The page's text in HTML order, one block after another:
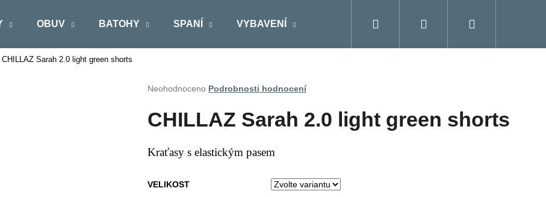
OBUV BATOHY SPANÍ VYBAVENÍ Moje objednávka
Přihlášení
CHILLAZ Sarah 2.0 light green shorts
Průměrné
produktu
je
5
Neohodnoceno Podrobnosti hodnocení
CHILLAZ Sarah 2.0 light green shorts
Kraťasy s elastickým pasem
VELIKOST
Co potřebujete najít?
HLEDAT